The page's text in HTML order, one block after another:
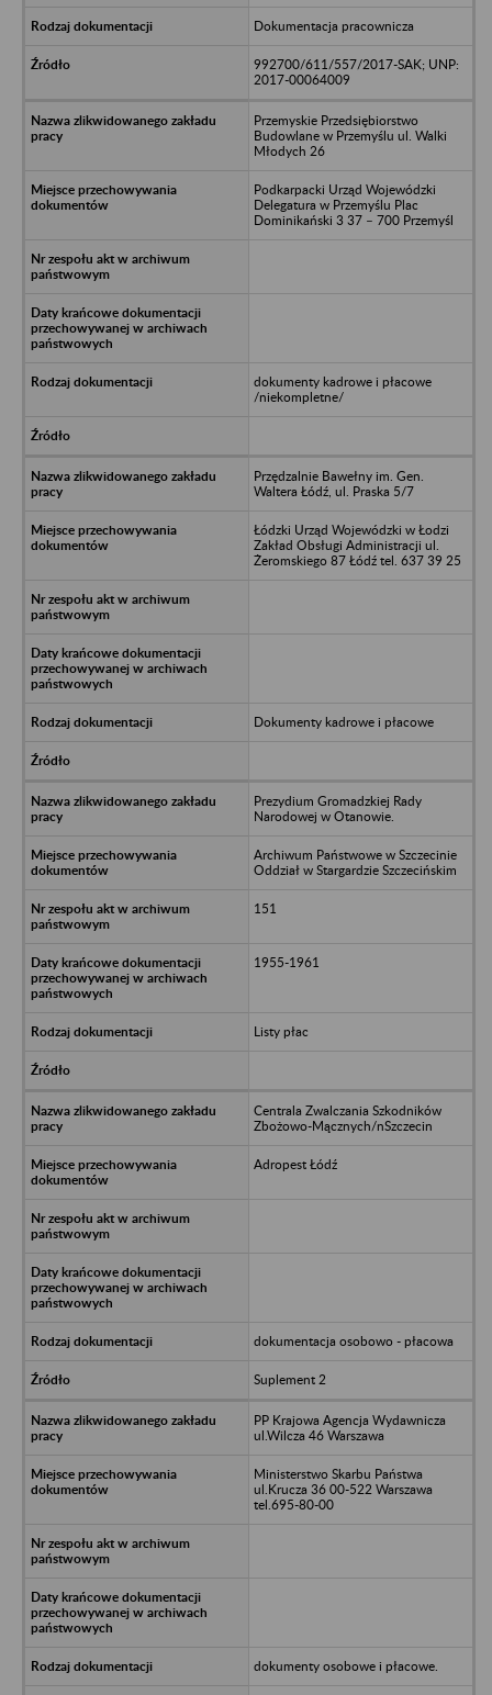
Dokumentacja pracownicza
992700/611/557/2017-SAK; UNP:
2017-00064009
Przemyskie Przedsiębiorstwo
Budowlane w Przemyślu ul. Walki
Młodych 26
Podkarpacki Urząd Wojewódzki
Delegatura w Przemyślu Plac
Dominikański 3 37 – 700 Przemyśl
dokumenty kadrowe i płacowe
/niekompletne/
Przędzalnie Bawełny im. Gen.
Waltera Łódź, ul. Praska 5/7
Łódzki Urząd Wojewódzki w Łodzi
Zakład Obsługi Administracji ul.
Żeromskiego 87 Łódź tel. 637 39 25
Dokumenty kadrowe i płacowe
Prezydium Gromadzkiej Rady
Narodowej w Otanowie.
Archiwum Państwowe w Szczecinie
Oddział w Stargardzie Szczecińskim
151
1955-1961
Listy płac
Centrala Zwalczania Szkodników
Zbożowo-Mącznych/nSzczecin
Adropest Łódź
dokumentacja osobowo - płacowa
Suplement 2
PP Krajowa Agencja Wydawnicza
ul.Wilcza 46 Warszawa
Ministerstwo Skarbu Państwa
ul.Krucza 36 00-522 Warszawa
tel.695-80-00
dokumenty osobowe i płacowe.